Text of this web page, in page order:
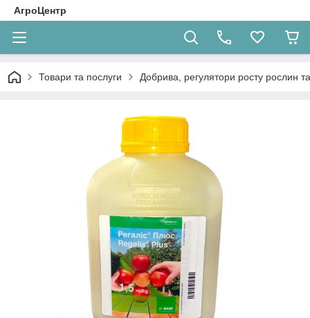
АгроЦентр
Товари та послуги Добрива, регулятори росту рослин